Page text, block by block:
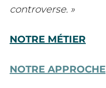
controverse. »
NOTRE MÉTIER
NOTRE APPROCHE